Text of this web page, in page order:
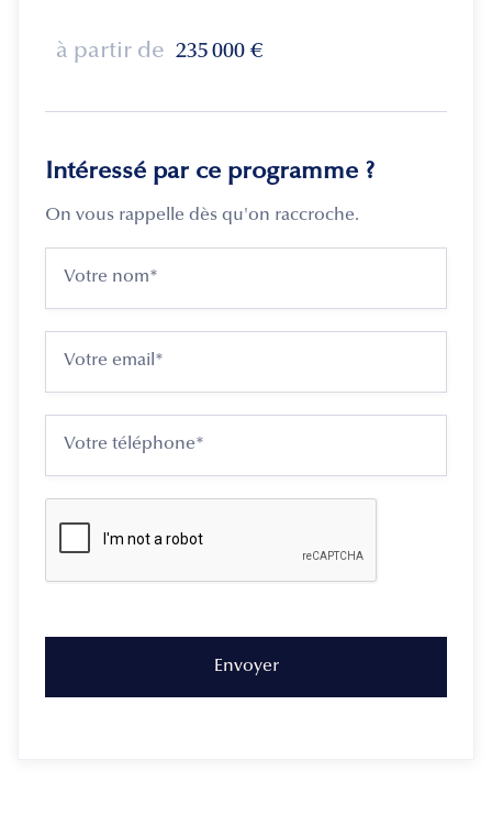
à partir de 235 000 €
Intéressé par ce programme ?
On vous rappelle dès qu'on raccroche.